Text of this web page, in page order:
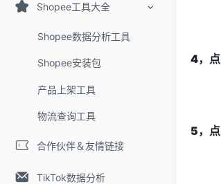
Shopee工具大全
Shopee数据分析工具
Shopee安装包
产品上架工具
物流查询工具
合作伙伴＆友情链接
TikTok数据分析
4，
5，